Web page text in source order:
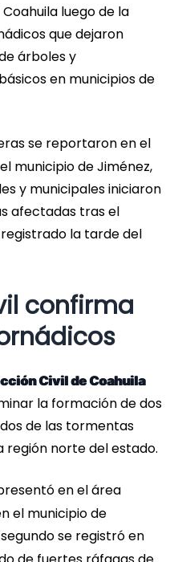
luego de la
que dejaron
árboles y
en municipios de
se reportaron en el
municipio de Jiménez,
y municipales iniciaron
afectadas tras el
la tarde del
confirma
Civil de Coahuila
la formación de dos
de las tormentas
región norte del estado.
en el área
el municipio de
se registró en